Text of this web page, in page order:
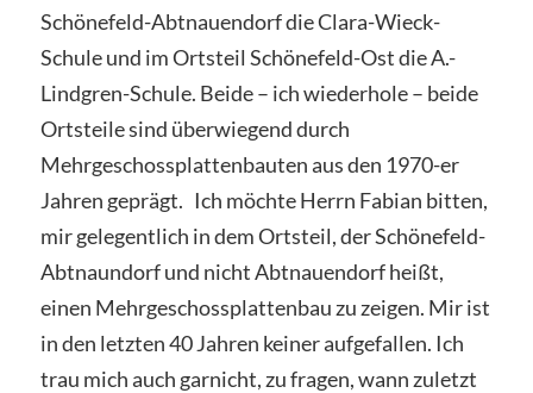
Schönefeld-Abtnauendorf die Clara-Wieck-
Schule und im Ortsteil Schönefeld-Ost die A.-
Lindgren-Schule. Beide – ich wiederhole – beide
Ortsteile sind überwiegend durch
Mehrgeschossplattenbauten aus den 1970-er
Jahren geprägt. Ich möchte Herrn Fabian bitten,
mir gelegentlich in dem Ortsteil, der Schönefeld-
Abtnaundorf und nicht Abtnauendorf heißt,
einen Mehrgeschossplattenbau zu zeigen. Mir ist
in den letzten 40 Jahren keiner aufgefallen. Ich
trau mich auch garnicht, zu fragen, wann zuletzt